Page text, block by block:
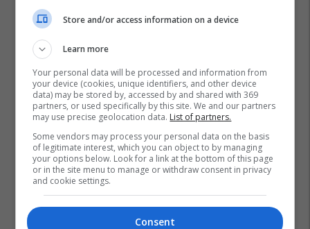
Store and/or access information on a device
Learn more
Your personal data will be processed and information from
your device (cookies, unique identifiers, and other device
data) may be stored by, accessed by and shared with 369
partners, or used specifically by this site. We and our partners
may use precise geolocation data. List of partners.
Some vendors may process your personal data on the basis
of legitimate interest, which you can object to by managing
your options below. Look for a link at the bottom of this page
or in the site menu to manage or withdraw consent in privacy
and cookie settings.
Consent